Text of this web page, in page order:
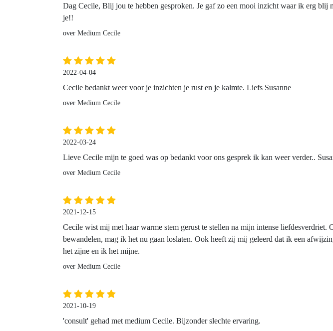
Dag Cecile, Blij jou te hebben gesproken. Je gaf zo een mooi inzicht waar ik erg
je!!
over Medium Cecile
2022-04-04
Cecile bedankt weer voor je inzichten je rust en je kalmte. Liefs Susanne
over Medium Cecile
2022-03-24
Lieve Cecile mijn te goed was op bedankt voor ons gesprek ik kan weer verder..
over Medium Cecile
2021-12-15
Cecile wist mij met haar warme stem gerust te stellen na mijn intense
bewandelen, mag ik het nu gaan loslaten. Ook heeft zij mij geleerd dat ik een
het zijne en ik het mijne.
over Medium Cecile
2021-10-19
'consult' gehad met medium Cecile. Bijzonder slechte ervaring.